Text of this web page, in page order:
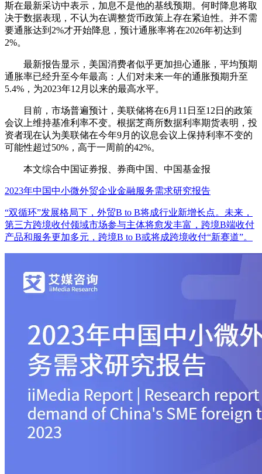
斯在最新采访中表示，加息不是他的基线预期。何时降息将取
决于数据表现，不认为在调整货币政策上存在紧迫性。并不需
要通胀达到2%才开始降息，预计通胀率将在2026年初达到
2%。
最新报告显示，美国消费者似乎更加担心通胀，平均预期
通胀率已经升至今年最高：人们对未来一年的通胀预期升至
5.4%，为2023年12月以来的最高水平。
目前，市场普遍预计，美联储将在6月11日至12日的政策
会议上维持基准利率不变。根据芝商所数据利率期货表明，投
资者现在认为美联储在今年9月的议息会议上保持利率不变的
可能性超过50%，高于一周前的42%。
本文综合中国证券报、券商中国、中国基金报
2023年中国中小微外贸企业金融服务需求研究报告
“双循环”发展格局下，外贸B to B将成行业新增长点。未来，
第三方跨境收付领域市场参与主体将愈发丰富，跨境B端收付
产品和服务更加多元，跨境B to B或将成跨境收付“新赛道”。